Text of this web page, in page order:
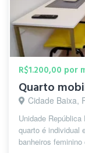
R$1.200,00 por
Cidade Baixa,
Unidade
quarto é individual
banheiros